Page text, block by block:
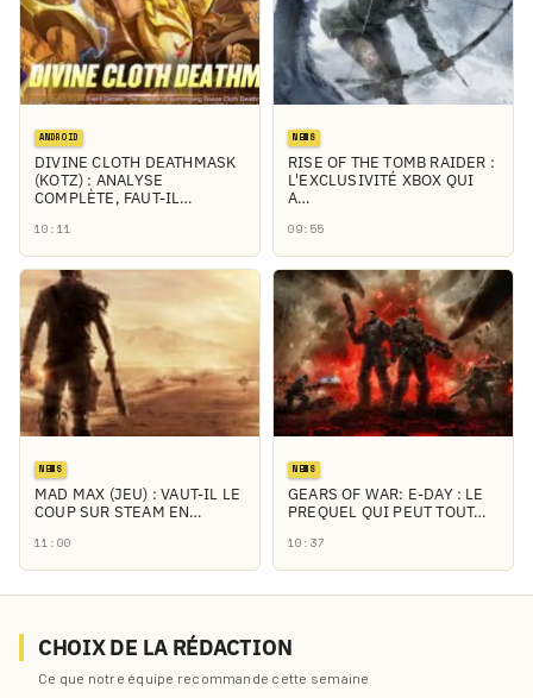
ANDROID
DIVINE CLOTH DEATHMASK
(KOTZ) : ANALYSE
COMPLÈTE, FAUT-IL…
10:11
NEWS
RISE OF THE TOMB RAIDER :
L'EXCLUSIVITÉ XBOX QUI
A…
09:55
NEWS
MAD MAX (JEU) : VAUT-IL LE
COUP SUR STEAM EN…
11:00
NEWS
GEARS OF WAR: E-DAY : LE
PREQUEL QUI PEUT TOUT…
10:37
CHOIX DE LA RÉDACTION
Ce que notre équipe recommande cette semaine